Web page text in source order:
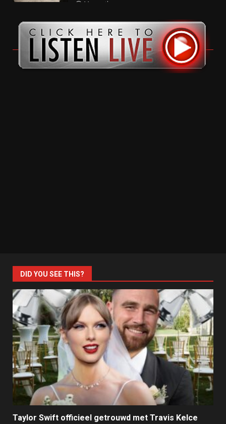
11 months ago
DID YOU SEE THIS?
Taylor Swift officieel getrouwd met Travis Kelce